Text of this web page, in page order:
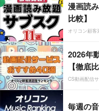
漫画読
比較】
オリコン顧客
2026年
【徹底
CS動画配信
毎週の